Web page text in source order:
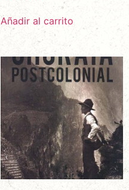
Añadir al carrito